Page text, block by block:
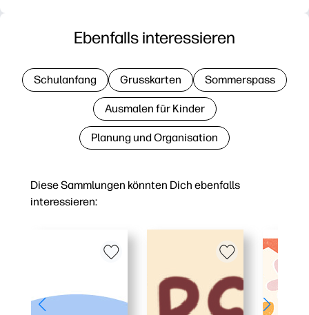
Diese Sammlungen könnten Dich ebenfalls
interessieren:
Ebenfalls interessieren
Schulanfang Grusskarten Sommerspass
Ausmalen für Kinder
Planung und Organisation